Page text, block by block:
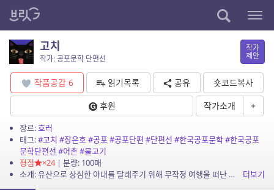
고치
작가: 공포문학 단편선
작가
제안
작품공감 6 읽기목록 공유
숏코드복사
후원
작가소개 +
장르:호러
태그:#고치 #장은호#공포#공포단편 #단편선 #한국공포문학#한국공포
문학단편선 #어촌#물고기
평점
×24| 분량: 100매
소개: 유산으로 상심한 아내를 달래주기 위해 무작정 여행을 떠난 남편의 이야기다. 비가 억수같이 쏟아지는 가운데, 우연히 들어가게 된 마을은 이상한 기운을 풍긴다. 부부는 마을에 단 하나...
더보기